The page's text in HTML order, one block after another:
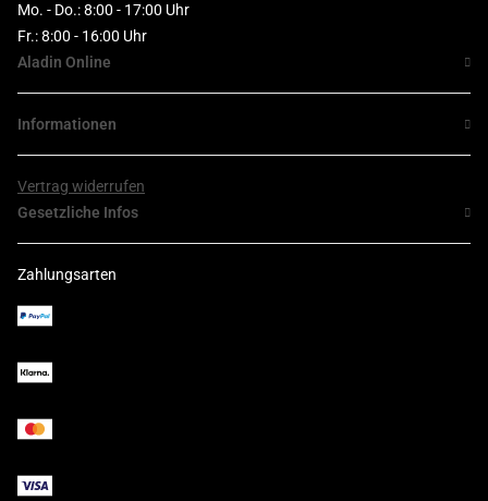
Mo. - Do.: 8:00 - 17:00 Uhr
Fr.: 8:00 - 16:00 Uhr
Aladin Online
Informationen
Vertrag widerrufen
Gesetzliche Infos
Zahlungsarten